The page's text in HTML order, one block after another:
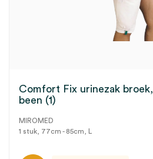
Comfort Fix urinezak
been (1)
MIROMED
1 stuk, 77cm - 85cm, L